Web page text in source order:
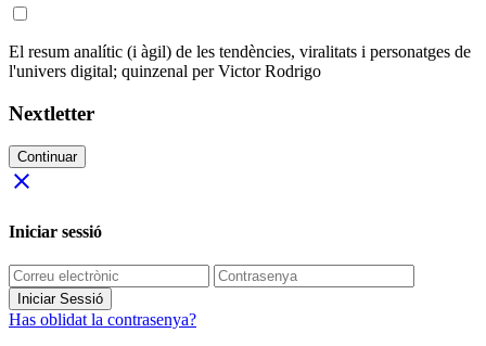
El resum analític (i àgil) de les tendències, viralitats i personatges de
l'univers digital; quinzenal per Victor Rodrigo
Nextletter
Continuar
close
Iniciar sessió
Iniciar Sessió
Has oblidat la contrasenya?